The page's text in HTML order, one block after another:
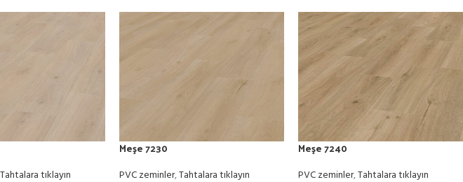
Tahtalara tıklayın
Meşe 7230
PVC zeminler,Tahtalara tıklayın
Meşe 7240
PVC zeminler,Tahtalara tıklayın